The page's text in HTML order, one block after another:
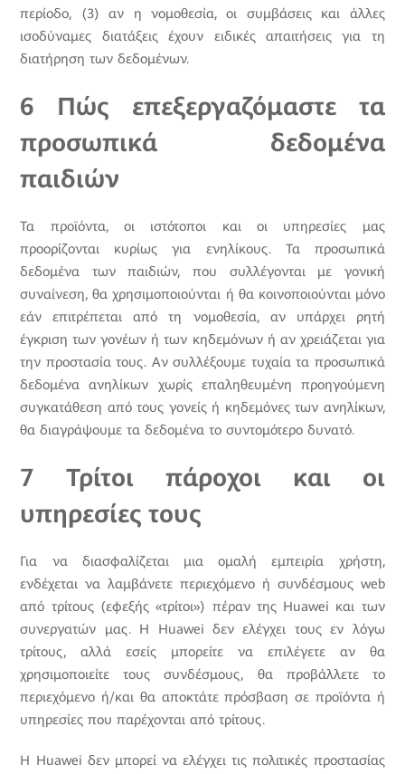
περίοδο, (3) αν η νομοθεσία, οι συμβάσεις και άλλες
ισοδύναμες διατάξεις έχουν ειδικές απαιτήσεις για τη
διατήρηση των δεδομένων.
6 Πώς επεξεργαζόμαστε τα
προσωπικά δεδομένα
παιδιών
Τα προϊόντα, οι ιστότοποι και οι υπηρεσίες μας
προορίζονται κυρίως για ενηλίκους. Τα προσωπικά
δεδομένα των παιδιών, που συλλέγονται με γονική
συναίνεση, θα χρησιμοποιούνται ή θα κοινοποιούνται μόνο
εάν επιτρέπεται από τη νομοθεσία, αν υπάρχει ρητή
έγκριση των γονέων ή των κηδεμόνων ή αν χρειάζεται για
την προστασία τους. Αν συλλέξουμε τυχαία τα προσωπικά
δεδομένα ανηλίκων χωρίς επαληθευμένη προηγούμενη
συγκατάθεση από τους γονείς ή κηδεμόνες των ανηλίκων,
θα διαγράψουμε τα δεδομένα το συντομότερο δυνατό.
7 Τρίτοι πάροχοι και οι
υπηρεσίες τους
Για να διασφαλίζεται μια ομαλή εμπειρία χρήστη,
ενδέχεται να λαμβάνετε περιεχόμενο ή συνδέσμους web
από τρίτους (εφεξής «τρίτοι») πέραν της Huawei και των
συνεργατών μας. Η Huawei δεν ελέγχει τους εν λόγω
τρίτους, αλλά εσείς μπορείτε να επιλέγετε αν θα
χρησιμοποιείτε τους συνδέσμους, θα προβάλλετε το
περιεχόμενο ή/και θα αποκτάτε πρόσβαση σε προϊόντα ή
υπηρεσίες που παρέχονται από τρίτους.
Η Huawei δεν μπορεί να ελέγχει τις πολιτικές προστασίας